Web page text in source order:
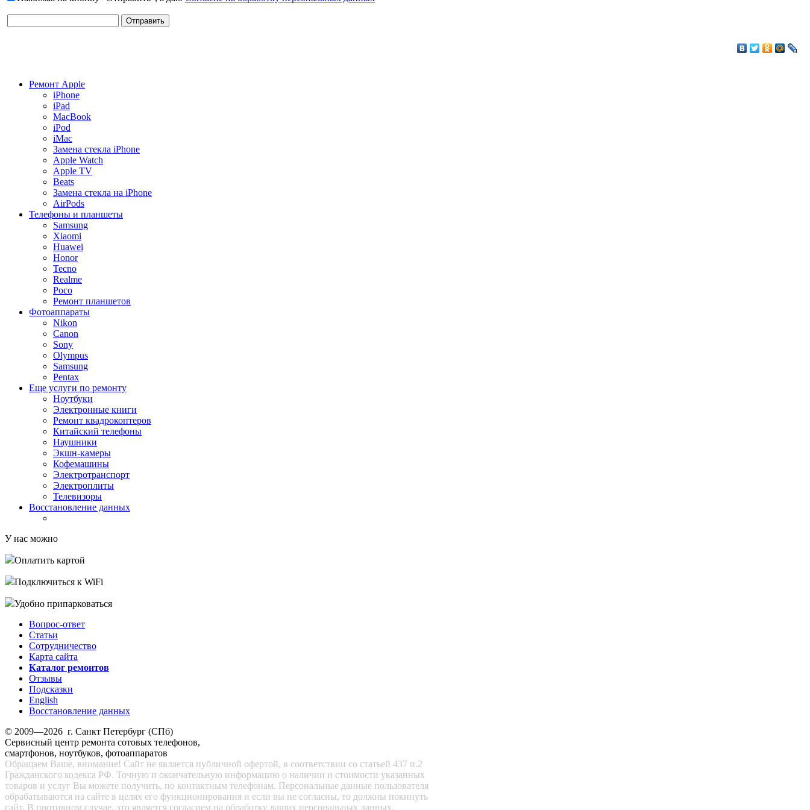
Ремонт Apple
iPhone
iPad
MacBook
iPod
iMac
Замена стекла iPhone
Apple Watch
Apple TV
Beats
Замена стекла на iPhone
AirPods
Телефоны и планшеты
Samsung
Xiaomi
Huawei
Honor
Tecno
Realme
Poco
Ремонт планшетов
Фотоаппараты
Nikon
Canon
Sony
Olympus
Samsung
Pentax
Еще услуги по ремонту
Ноутбуки
Электронные книги
Ремонт квадрокоптеров
Китайский телефоны
Наушники
Экшн-камеры
Кофемашины
Электротранспорт
Электроплиты
Телевизоры
Восстановление данных
У нас можно
Оплатить картой
Подключиться к WiFi
Удобно припарковаться
Вопрос-ответ
Статьи
Сотрудничество
Карта сайта
Каталог ремонтов
Отзывы
Подсказки
English
Восстановление данных
© 2009—2026 г. Санкт Петербург (СПб)
Сервисный центр ремонта сотовых телефонов,
смартфонов, ноутбуков, фотоаппаратов
Обращаем Ваше, внимание! Сайт не является публичной офертой, в соответствии со статьей 437 п.2
Гражданского кодекса РФ. Точную и окончательную информацию о наличии и стоимости указанных
товаров и услуг Вы можете получить, по контактным телефонам. Персональные данные пользователя
обрабатываются на сайте в целях его функционирования и если вы не согласны, то должны покинуть
сайт. В противном случае, это является согласием на обработку ваших персональных данных.